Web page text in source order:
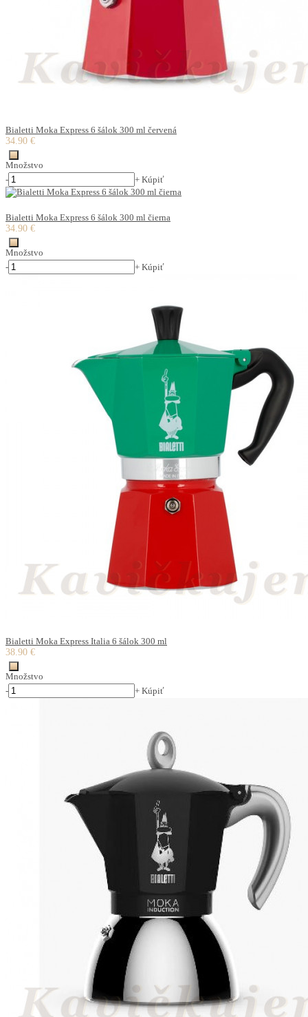
Bialetti Moka Express 6 šálok 300 ml červená
34.90 €
Množstvo
-
+ Kúpiť
Bialetti Moka Express 6 šálok 300 ml čierna
34.90 €
Množstvo
-
+ Kúpiť
Bialetti Moka Express Italia 6 šálok 300 ml
38.90 €
Množstvo
-
+ Kúpiť